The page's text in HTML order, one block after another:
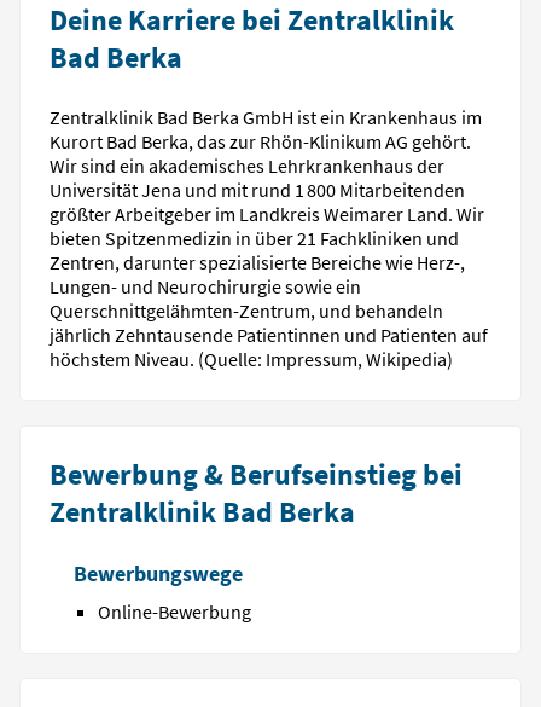
Deine Karriere bei Zentralklinik
Bad Berka
Zentralklinik Bad Berka GmbH ist ein Krankenhaus im
Kurort Bad Berka, das zur Rhön-Klinikum AG gehört.
Wir sind ein akademisches Lehrkrankenhaus der
Universität Jena und mit rund 1 800 Mitarbeitenden
größter Arbeitgeber im Landkreis Weimarer Land. Wir
bieten Spitzenmedizin in über 21 Fachkliniken und
Zentren, darunter spezialisierte Bereiche wie Herz-,
Lungen- und Neurochirurgie sowie ein
Querschnittgelähmten-Zentrum, und behandeln
jährlich Zehntausende Patientinnen und Patienten auf
höchstem Niveau. (Quelle: Impressum, Wikipedia)
Bewerbung & Berufseinstieg bei
Zentralklinik Bad Berka
Bewerbungswege
Online-Bewerbung